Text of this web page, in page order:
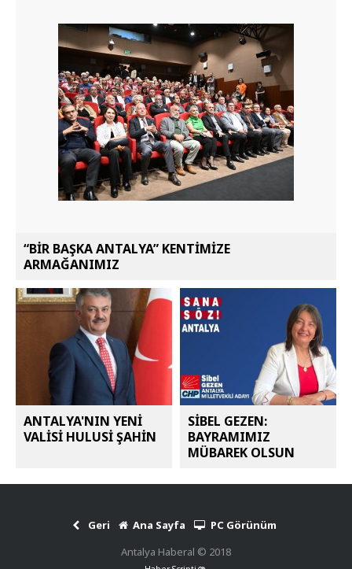
“BİR BAŞKA ANTALYA” KENTİMİZE
ARMAĞANIMIZ
ANTALYA'NIN YENİ
VALİSİ HULUSİ ŞAHİN
SİBEL GEZEN:
BAYRAMIMIZ
MÜBAREK OLSUN
Geri Ana Sayfa
PC Görünüm
Antalya Haberal © 2018